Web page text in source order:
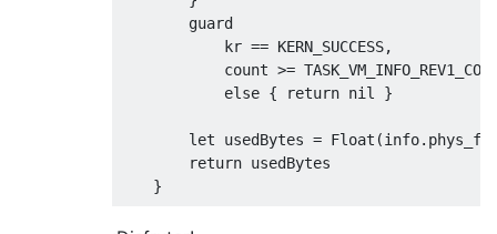
        guard
            kr
== KERN_SUCCESS,
            count
>=
else { return nil }
        let usedBytes
= Float (info.
return usedBytes
}